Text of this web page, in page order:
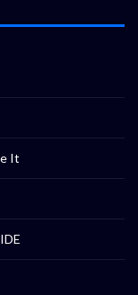
It